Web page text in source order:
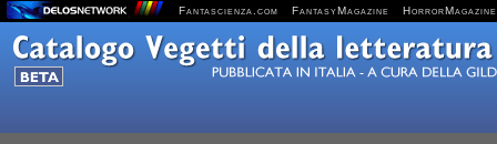
Fantascienza.com FantasyMagazine HorrorMagazine